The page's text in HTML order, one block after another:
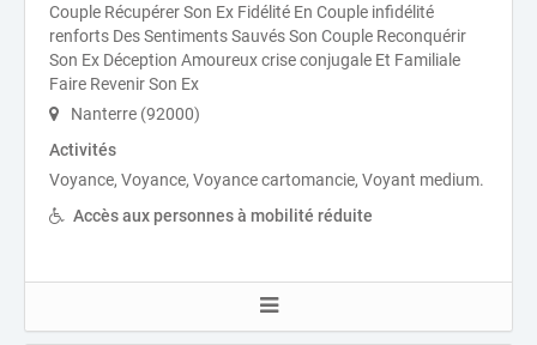
Couple Récupérer Son Ex Fidélité En Couple infidélité
renforts Des Sentiments Sauvés Son Couple Reconquérir
Son Ex Déception Amoureux crise conjugale Et Familiale
Faire Revenir Son Ex
Nanterre (92000)
Activités
Voyance, Voyance, Voyance cartomancie, Voyant medium.
Accès aux personnes à mobilité réduite